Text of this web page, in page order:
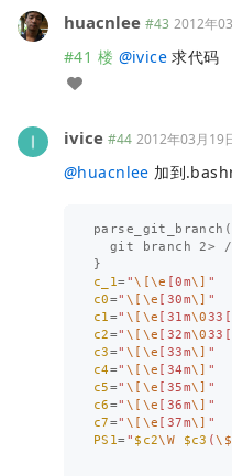
huacnlee #43 2012年
#41 楼 @ivice 求代码
ivice #44 2012年03月19
@huacnlee 加到
parse_git_branch
git branch 2>
}
c_1="\[\e [0m\] "
c0=" \[\e [30m\] "
c1=" \[\e [31m\0
c2=" \[\e [32m\0
c3=" \[\e [33m\] "
c4=" \[\e [34m\] "
c5=" \[\e [35m\] "
c6=" \[\e [36m\] "
c7=" \[\e [37m\] "
PS1=" $c2\W $c3 (\$